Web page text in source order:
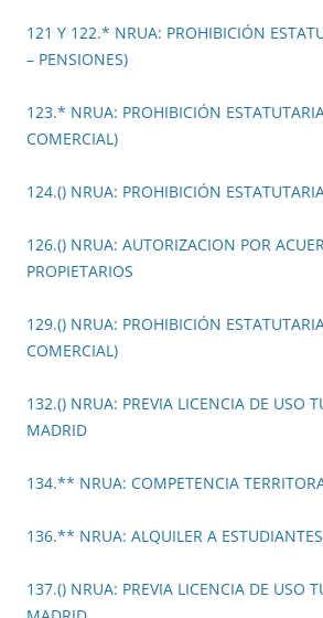
121 Y 122.* NRUA: PROHIBICIÓN
– PENSIONES)
123.* NRUA: PROHIBICIÓN
COMERCIAL)
124.() NRUA: PROHIBICIÓN
126.() NRUA: AUTORIZACION POR
PROPIETARIOS
129.() NRUA: PROHIBICIÓN
COMERCIAL)
132.() NRUA: PREVIA LICENCIA DE USO
MADRID
134.** NRUA: COMPETENCIA
136.** NRUA: ALQUILER A ESTUDIANTES
137.() NRUA: PREVIA LICENCIA DE USO